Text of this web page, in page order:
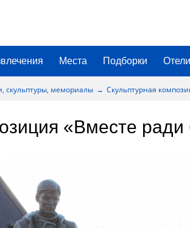
Места Подборки Отели
скульптуры, мемориалы Скульптурная
«Вместе ради